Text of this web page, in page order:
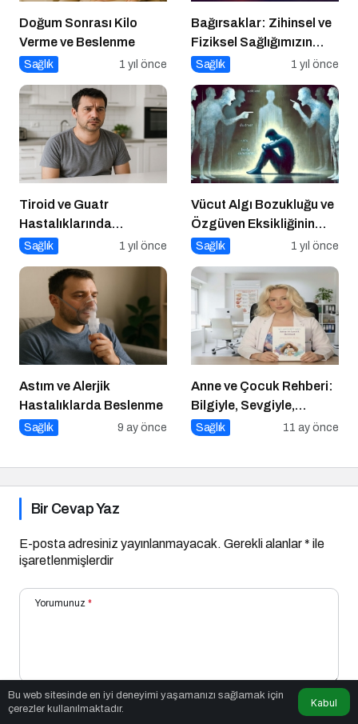
Doğum Sonrası Kilo
Verme ve Beslenme
Sağlık 1 yıl önce
Bağırsaklar: Zihinsel ve
Fiziksel Sağlığımızın
Gizli Yöneticisi!
Sağlık 1 yıl önce
Tiroid ve Guatr
Hastalıklarında
Beslenme Bilinci
Sağlık 1 yıl önce
Vücut Algı Bozukluğu ve
Özgüven Eksikliğinin
Görünmeyen Kökleri
Sağlık 1 yıl önce
Astım ve Alerjik
Hastalıklarda Beslenme
Sağlık 9 ay önce
Anne ve Çocuk Rehberi:
Bilgiyle, Sevgiyle,
Güvenle
Sağlık 11 ay önce
Bir Cevap Yaz
E-posta adresiniz yayınlanmayacak. Gerekli alanlar* ile
işaretlenmişlerdir
Yorumunuz *
Bu web sitesinde en iyi deneyimi yaşamanızı sağlamak için
çerezler kullanılmaktadır.
Kabul